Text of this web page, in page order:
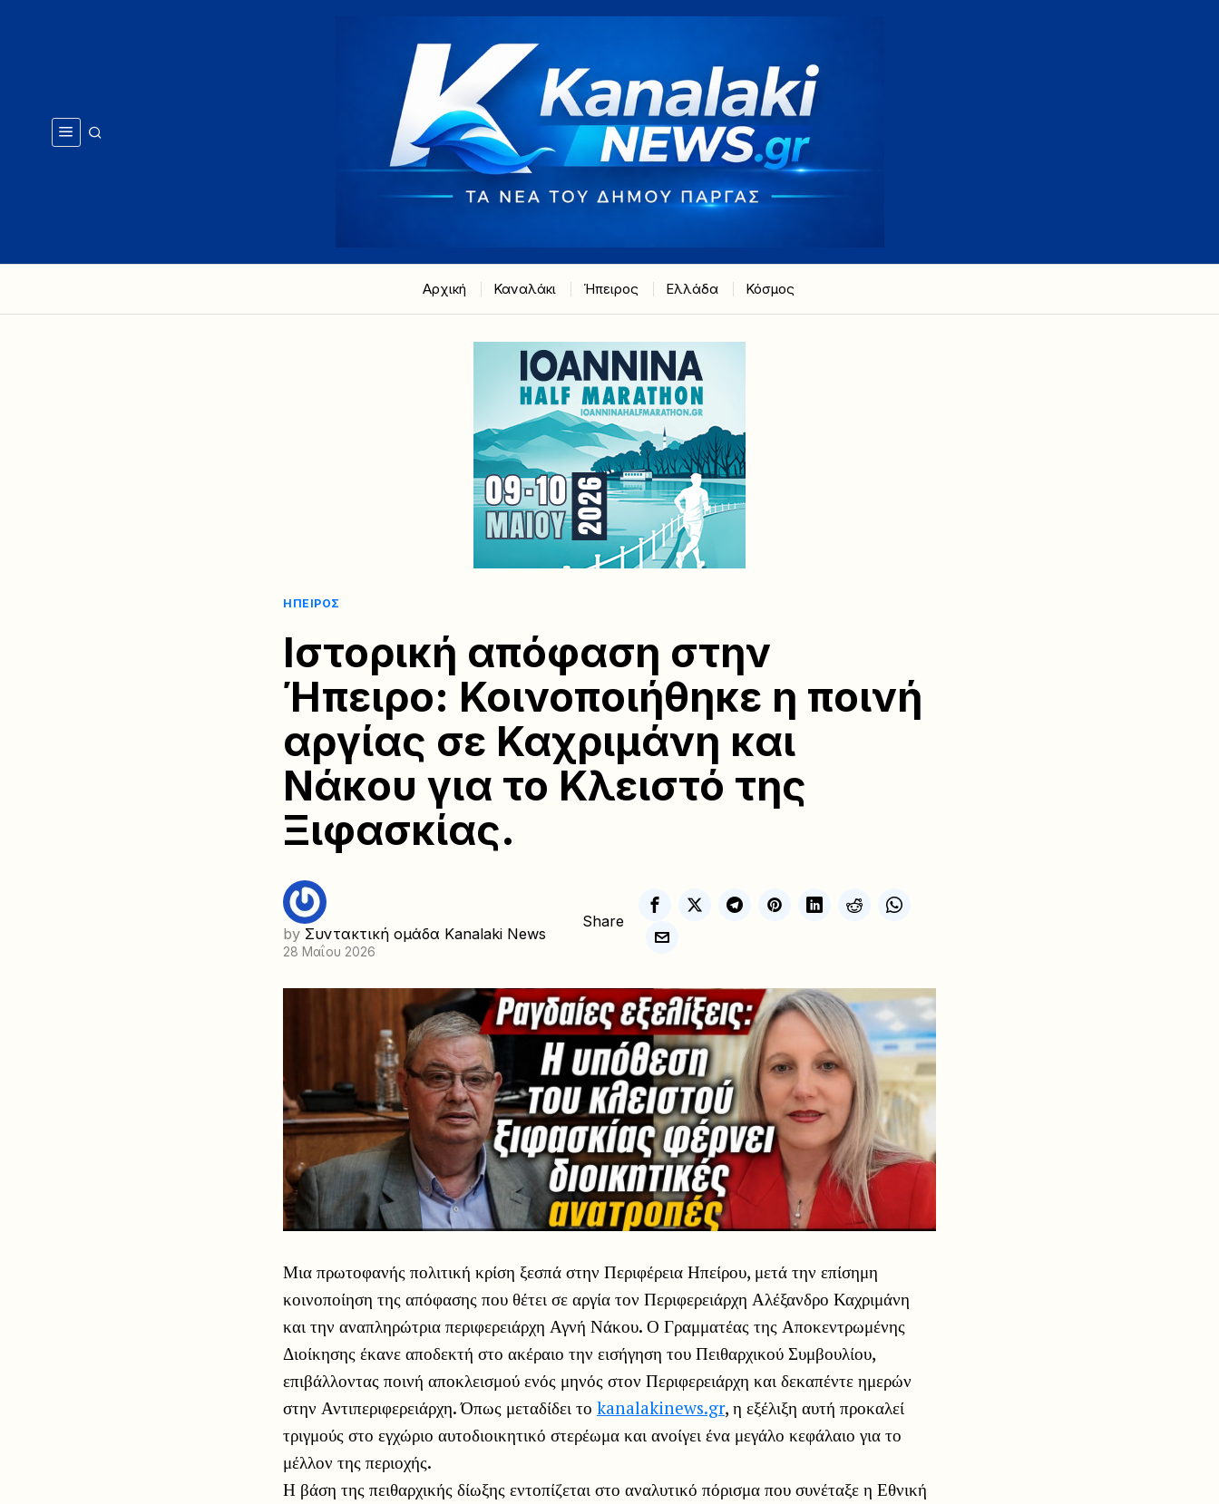
Αρχική Καναλάκι Ήπειρος Ελλάδα Κόσμος
ΉΠΕΙΡΟΣ
Ιστορική απόφαση στην
Ήπειρο: Κοινοποιήθηκε η ποινή
αργίας σε Καχριμάνη και
Νάκου για το Κλειστό της
Ξιφασκίας.
by Συντακτική ομάδα Kanalaki News
28 Μαΐου 2026
Share
Μια πρωτοφανής πολιτική κρίση ξεσπά στην Περιφέρεια Ηπείρου, μετά την επίσημη
κοινοποίηση της απόφασης που θέτει σε αργία τον Περιφερειάρχη Αλέξανδρο Καχριμάνη
και την αναπληρώτρια περιφερειάρχη Αγνή Νάκου. Ο Γραμματέας της Αποκεντρωμένης
Διοίκησης έκανε αποδεκτή στο ακέραιο την εισήγηση του Πειθαρχικού Συμβουλίου,
επιβάλλοντας ποινή αποκλεισμού ενός μηνός στον Περιφερειάρχη και δεκαπέντε ημερών
στην Αντιπεριφερειάρχη. Όπως μεταδίδει το kanalakinews.gr, η εξέλιξη αυτή προκαλεί
τριγμούς στο εγχώριο αυτοδιοικητικό στερέωμα και ανοίγει ένα μεγάλο κεφάλαιο για το
μέλλον της περιοχής.
Η βάση της πειθαρχικής δίωξης εντοπίζεται στο αναλυτικό πόρισμα που συνέταξε η Εθνική